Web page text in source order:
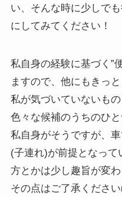
い、そんな時に少しで
にしてみてください！
私自身の経験に基づく”
ますので、他にもきっ
私が気づいていないも
色々な候補のうちのひ
私自身がそうですが、
(子連れ)が前提となっ
方とかは少し趣旨が変
その点はご了承くださ